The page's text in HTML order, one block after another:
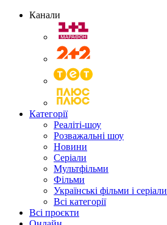
Канали
Категорії
Реаліті-шоу
Розважальні шоу
Новини
Серіали
Мультфільми
Фільми
Українські фільми і серіали
Всі категорії
Всі проєкти